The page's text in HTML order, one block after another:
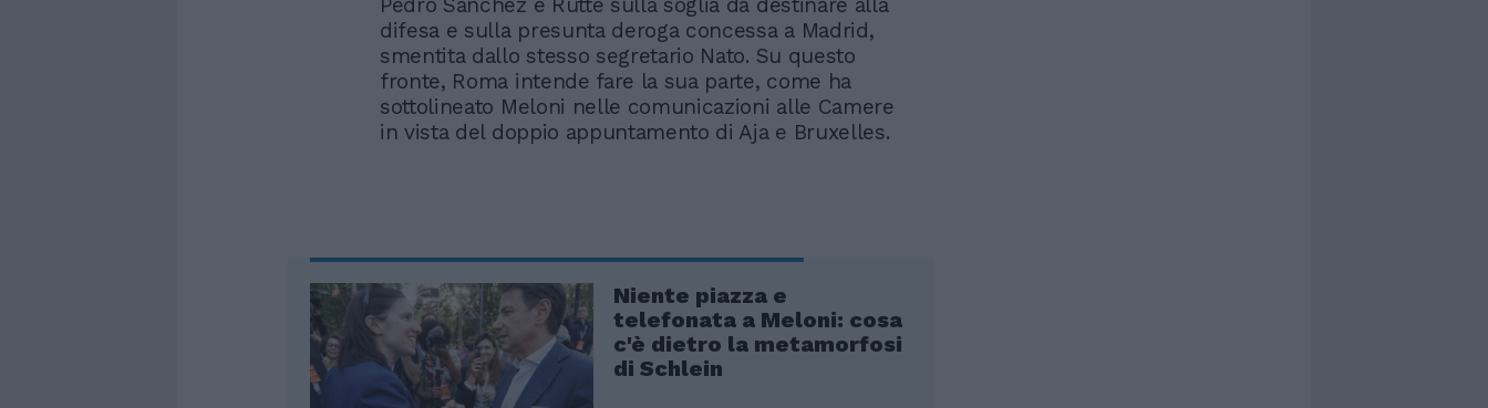
difesa e sulla presunta deroga concessa a Madrid,
smentita dallo stesso segretario Nato. Su questo
fronte, Roma intende fare la sua parte, come ha
sottolineato Meloni nelle comunicazioni alle Camere
in vista del doppio appuntamento di Aja e Bruxelles.
Niente piazza e
telefonata a Meloni: cosa
c'è dietro la metamorfosi
di Schlein